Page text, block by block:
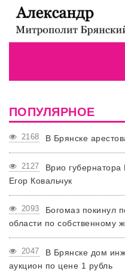
ПОПУЛЯРНОЕ
2168 В Брянске
2127
Врио губернатора
Егор Ковальчук
2093
Богомаз покинул
области по собственному
2047
В Брянске дом
аукцион по цене 1 рубль